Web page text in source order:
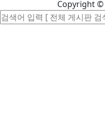
Copyright©